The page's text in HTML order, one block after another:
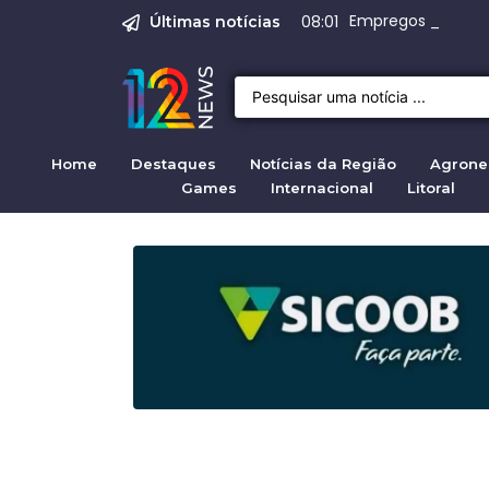
Últimas notícias 08:01 Empregos em
Crise migratória
Projeto de Lei
Operação
Produção do
Home Destaques Notícias da Região
Games
Internacional Litoral